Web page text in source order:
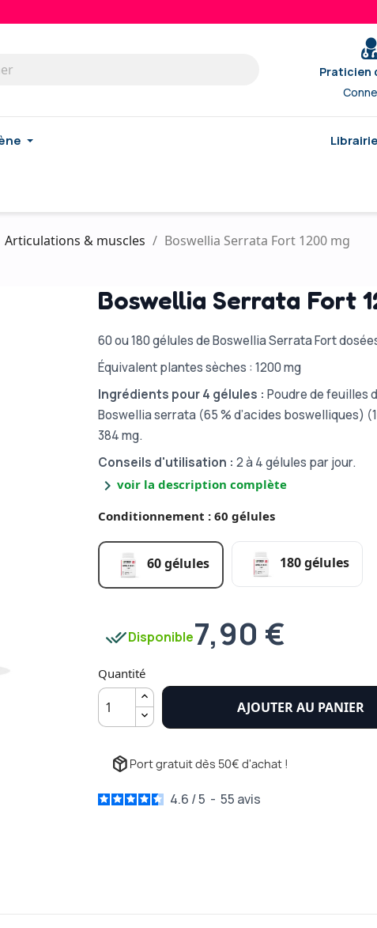
Praticien
Librairie
Articulations & muscles Boswellia Serrata Fort 1200 mg
Boswellia Serrata Fort
60 ou 180 gélules de Boswellia Serrata Fort
Équivalent plantes sèches : 1200 mg
Ingrédients pour 4 gélules : Poudre de feuilles
Boswellia serrata (65 % d’acides boswelliques)
384 mg.
Conseils d'utilisation : 2 à 4 gélules par jour.
chevron_right voir la description complète
Conditionnement : 60 gélules
60 gélules 180 gélules
done_allDisponible7,90 €
Quantité
AJOUTER AU PANIER
package_2 Port gratuit dès 50€ d'achat !
4.6 /5 - 55 avis